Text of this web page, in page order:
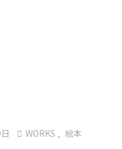
 WORKS , 絵本